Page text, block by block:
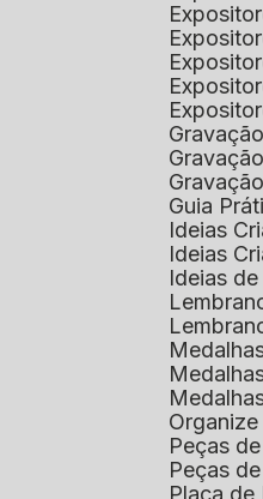
Guia
Ideias
Ideias
Ideias
Peças
Peças
Placa